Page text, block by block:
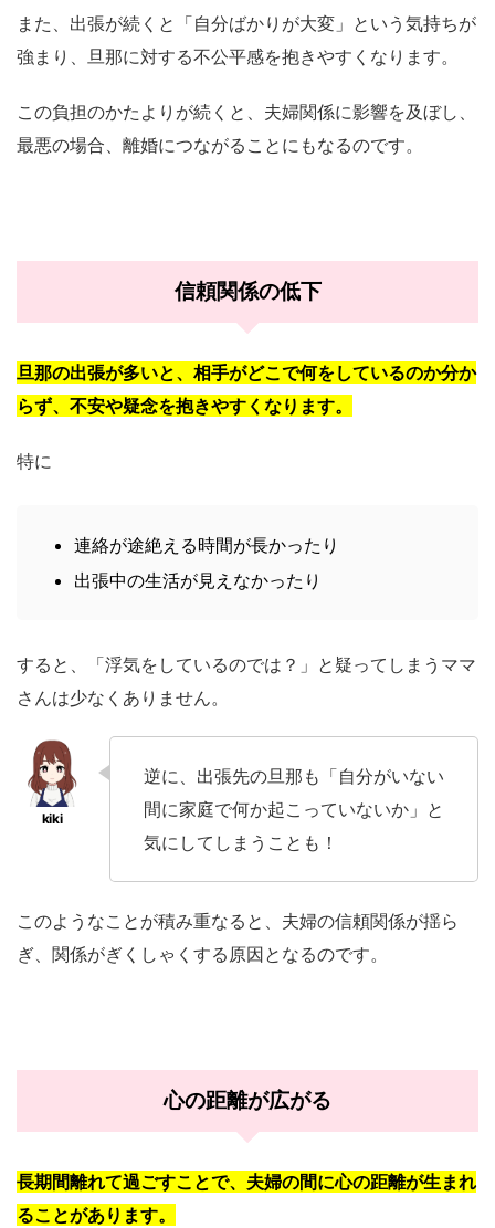
また、出張が続くと「自分ばかりが大変」という気持ちが
強まり、旦那に対する不公平感を抱きやすくなります。
この負担のかたよりが続くと、夫婦関係に影響を及ぼし、
最悪の場合、離婚につながることにもなるのです。
信頼関係の低下
旦那の出張が多いと、相手がどこで何をしているのか分か
らず、不安や疑念を抱きやすくなります。
特に
連絡が途絶える時間が長かったり
出張中の生活が見えなかったり
すると、「浮気をしているのでは？」と疑ってしまうママ
さんは少なくありません。
逆に、出張先の旦那も「自分がいない
間に家庭で何か起こっていないか」と
気にしてしまうことも！
このようなことが積み重なると、夫婦の信頼関係が揺ら
ぎ、関係がぎくしゃくする原因となるのです。
心の距離が広がる
長期間離れて過ごすことで、夫婦の間に心の距離が生まれ
ることがあります。